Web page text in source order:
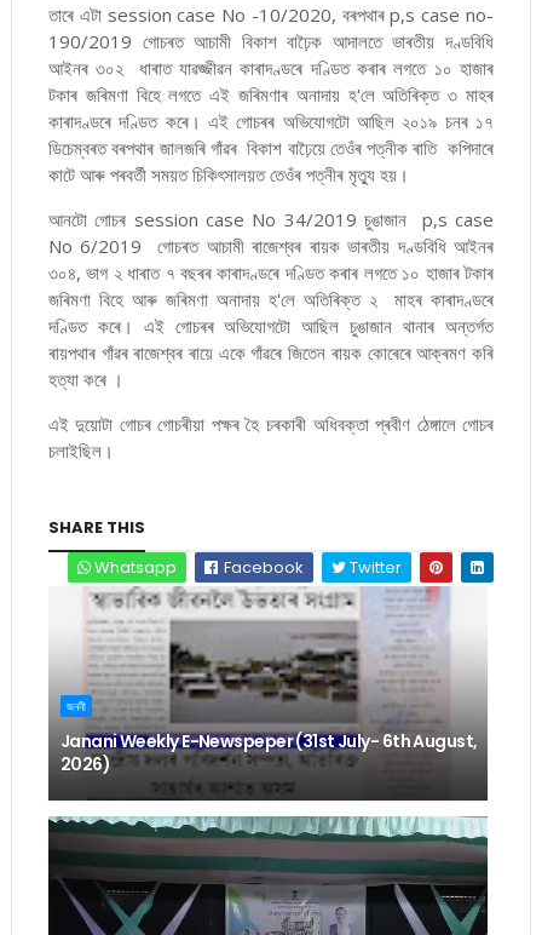
তাৰে এটা session case No -10/2020, বৰপথাৰ p,s case no-
190/2019 গোচৰত আচামী বিকাশ বাঢ়ৈক আদালতে ভাৰতীয় দণ্ডবিধি
আইনৰ ৩০২ ধাৰাত যাৱজ্জীৱন কাৰাদণ্ডৰে দণ্ডিত কৰাৰ লগতে ১০ হাজাৰ
টকাৰ জৰিমণা বিহে লগতে এই জৰিমণাৰ অনাদায় হ'লে অতিৰিক্ত ৩ মাহৰ
কাৰাদণ্ডৰে দণ্ডিত কৰে। এই গোচৰৰ অভিযোগটো আছিল ২০১৯ চনৰ ১৭
ডিচেম্বৰত বৰপথাৰ জালজৰি গাঁৱৰ বিকাশ বাঢ়ৈয়ে তেওঁৰ পত্নীক ৰাতি কপিদাৰে
কাটে আৰু পৰবৰ্তী সময়ত চিকিৎসালয়ত তেওঁৰ পত্নীৰ মৃত্যু হয়।
আনটো গোচৰ session case No 34/2019 চুঙাজান p,s case
No 6/2019 গোচৰত আচামী ৰাজেশ্বৰ ৰায়ক ভাৰতীয় দণ্ডবিধি আইনৰ
৩০৪, ভাগ ২ ধাৰাত ৭ বছৰৰ কাৰাদণ্ডৰে দণ্ডিত কৰাৰ লগতে ১০ হাজাৰ টকাৰ
জৰিমণা বিহে আৰু জৰিমণা অনাদায় হ'লে অতিৰিক্ত ২ মাহৰ কাৰাদণ্ডৰে
দণ্ডিত কৰে। এই গোচৰৰ অভিযোগটো আছিল চুঙাজান থানাৰ অন্তৰ্গত
ৰায়পথাৰ গাঁৱৰ ৰাজেশ্বৰ ৰায়ে একে গাঁৱৰে জিতেন ৰায়ক কোৰেৰে আক্ৰমণ কৰি
হত্যা কৰে ।
এই দুয়োটা গোচৰ গোচৰীয়া পক্ষৰ হৈ চৰকাৰী অধিবক্তা প্ৰবীণ ঠেঙ্গালে গোচৰ
চলাইছিল।
SHARE THIS
Whatsapp
Facebook Twitter
জননী
Janani Weekly E-Newspeper (31st July- 6th August,
2026)